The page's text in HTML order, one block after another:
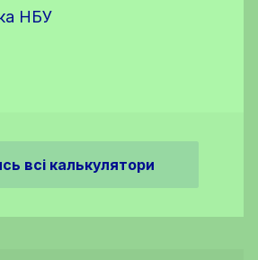
НБУ
всі калькулятори